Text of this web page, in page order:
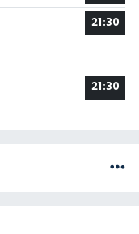
21:30
21:30